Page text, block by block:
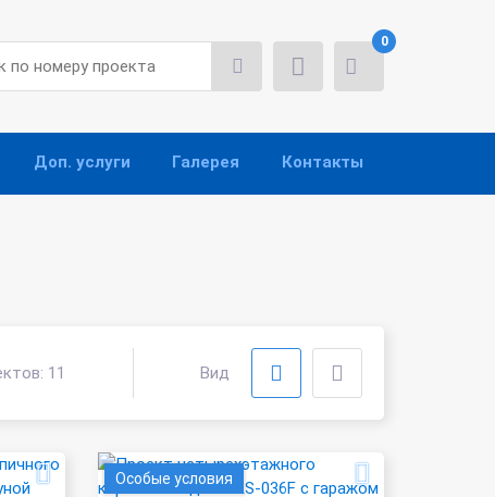
0
Доп. услуги Галерея Контакты
11 Вид
Особые условия